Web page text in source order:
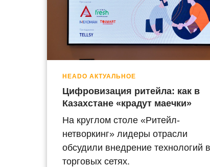
HEADO АКТУАЛЬНОЕ
Цифровизация ритейла: как в
Казахстане «крадут маечки»
На круглом столе «Ритейл-
нетворкинг» лидеры отрасли
обсудили внедрение технологий в
торговых сетях.